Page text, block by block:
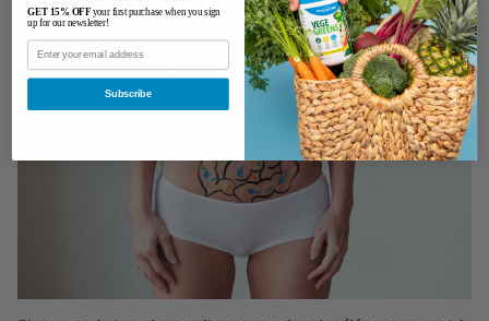
GET 15% OFF your first purchase when you sign
up for our newsletter!
Subscribe